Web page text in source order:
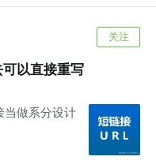
关注
以直接重写
当做系分设计